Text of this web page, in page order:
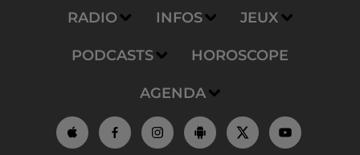
RADIO INFOS JEUX
PODCASTS HOROSCOPE
AGENDA